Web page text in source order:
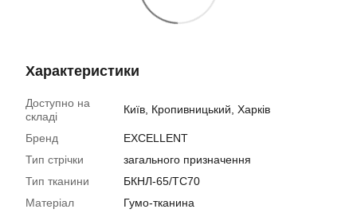
Характеристики
Доступно на
складі
Київ, Кропивницький, Харків
Бренд
EXCELLENT
Тип стрічки
загального призначення
Тип тканини
БКНЛ-65/TC70
Матеріал
Гумо-тканина